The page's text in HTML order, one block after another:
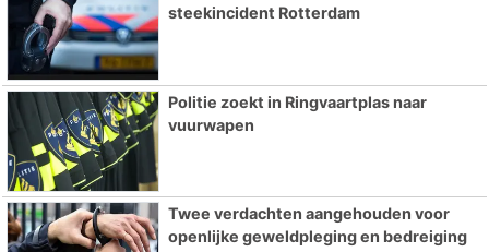
steekincident Rotterdam
Politie zoekt in Ringvaartplas naar
vuurwapen
Twee verdachten aangehouden voor
openlijke geweldpleging en bedreiging